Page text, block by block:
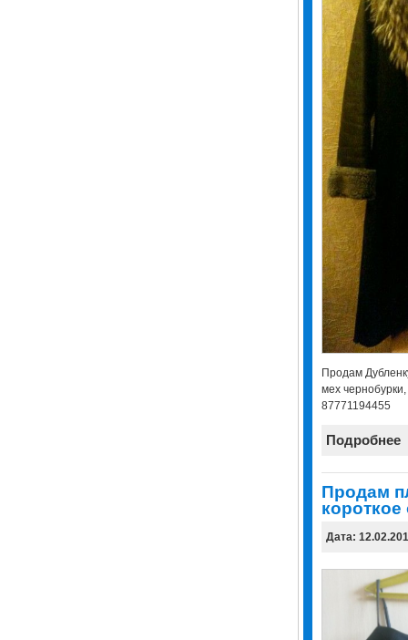
Продам
мех чернобурки,
87771194455
Подробнее
Продам
Дата: